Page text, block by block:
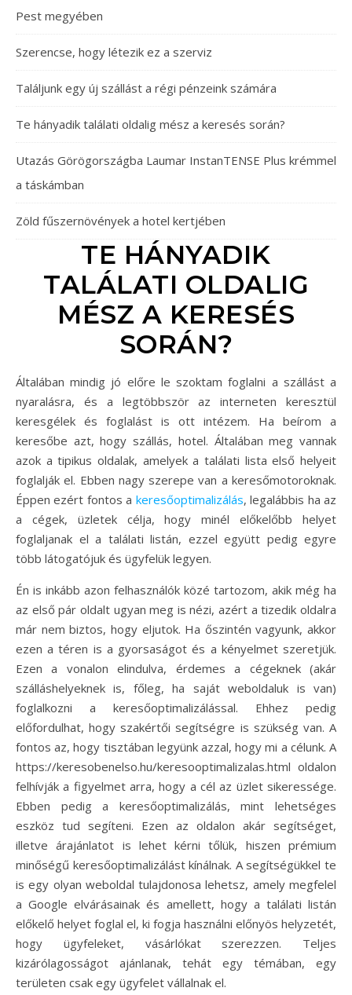
Pest megyében
Szerencse, hogy létezik ez a szerviz
Találjunk egy új szállást a régi pénzeink számára
Te hányadik találati oldalig mész a keresés során?
Utazás Görögországba Laumar InstanTENSE Plus krémmel
a táskámban
Zöld fűszernövények a hotel kertjében
TE HÁNYADIK
TALÁLATI OLDALIG
MÉSZ A KERESÉS
SORÁN?
Általában mindig jó előre le szoktam foglalni a szállást a
nyaralásra, és a legtöbbször az interneten keresztül
keresgélek és foglalást is ott intézem. Ha beírom a
keresőbe azt, hogy szállás, hotel. Általában meg vannak
azok a tipikus oldalak, amelyek a találati lista első helyeit
foglalják el. Ebben nagy szerepe van a keresőmotoroknak.
Éppen ezért fontos a keresőoptimalizálás, legalábbis ha az
a cégek, üzletek célja, hogy minél előkelőbb helyet
foglaljanak el a találati listán, ezzel együtt pedig egyre
több látogatójuk és ügyfelük legyen.
Én is inkább azon felhasználók közé tartozom, akik még ha
az első pár oldalt ugyan meg is nézi, azért a tizedik oldalra
már nem biztos, hogy eljutok. Ha őszintén vagyunk, akkor
ezen a téren is a gyorsaságot és a kényelmet szeretjük.
Ezen a vonalon elindulva, érdemes a cégeknek (akár
szálláshelyeknek is, főleg, ha saját weboldaluk is van)
foglalkozni a keresőoptimalizálással. Ehhez pedig
előfordulhat, hogy szakértői segítségre is szükség van. A
fontos az, hogy tisztában legyünk azzal, hogy mi a célunk. A
https://keresobenelso.hu/keresooptimalizalas.html oldalon
felhívják a figyelmet arra, hogy a cél az üzlet sikeressége.
Ebben pedig a keresőoptimalizálás, mint lehetséges
eszköz tud segíteni. Ezen az oldalon akár segítséget,
illetve árajánlatot is lehet kérni tőlük, hiszen prémium
minőségű keresőoptimalizálást kínálnak. A segítségükkel te
is egy olyan weboldal tulajdonosa lehetsz, amely megfelel
a Google elvárásainak és amellett, hogy a találati listán
előkelő helyet foglal el, ki fogja használni előnyös helyzetét,
hogy ügyfeleket, vásárlókat szerezzen. Teljes
kizárólagosságot ajánlanak, tehát egy témában, egy
területen csak egy ügyfelet vállalnak el.